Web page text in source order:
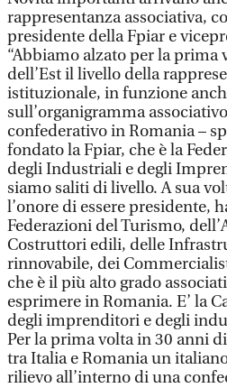
rappresentanza associativa,
presidente della Fpiar e
“Abbiamo alzato per la prima
dell’Est il livello della
istituzionale, in funzione
sull’organigramma
confederativo in Romania –
fondato la Fpiar, che è la
degli Industriali e degli
siamo saliti di livello. A sua
l’onore di essere presidente,
Federazioni del Turismo,
Costruttori edili, delle
rinnovabile, dei
che è il più alto grado
esprimere in Romania. E’ la
degli imprenditori e degli
Per la prima volta in 30 anni
tra Italia e Romania un
rilievo all’interno di una